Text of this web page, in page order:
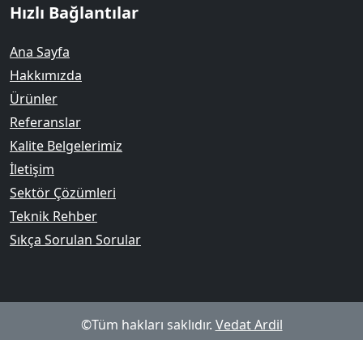
Hızlı Bağlantılar
Ana Sayfa
Hakkımızda
Ürünler
Referanslar
Kalite Belgelerimiz
İletişim
Sektör Çözümleri
Teknik Rehber
Sıkça Sorulan Sorular
©Tüm hakları saklıdır. Vedat Ardil